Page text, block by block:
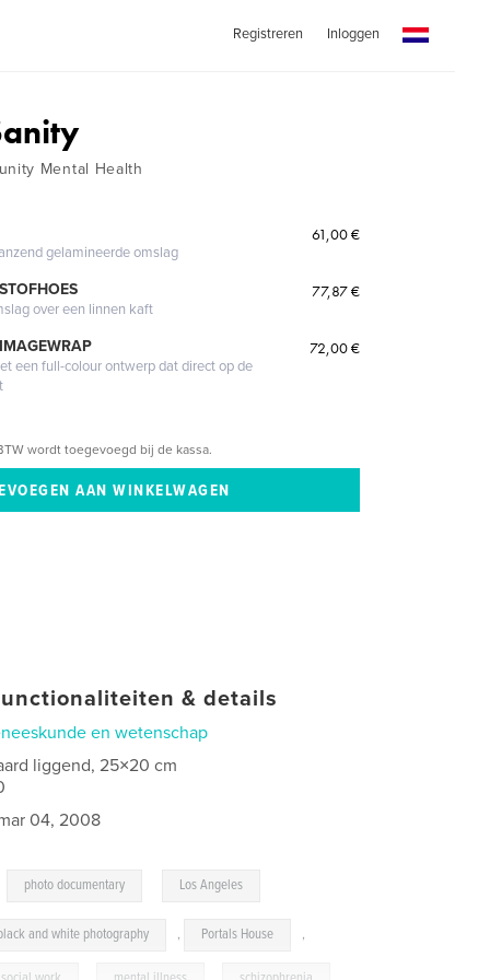
Registreren Inloggen
Mental Health
gelamineerde omslag
61,00 €
over een linnen kaft
77,87 €
een full-colour ontwerp dat direct op de
72,00 €
wordt toegevoegd bij de kassa.
& details
en wetenschap
liggend, 25×20 cm
04, 2008
photo documentary Los Angeles
and white photography , Portals House ,